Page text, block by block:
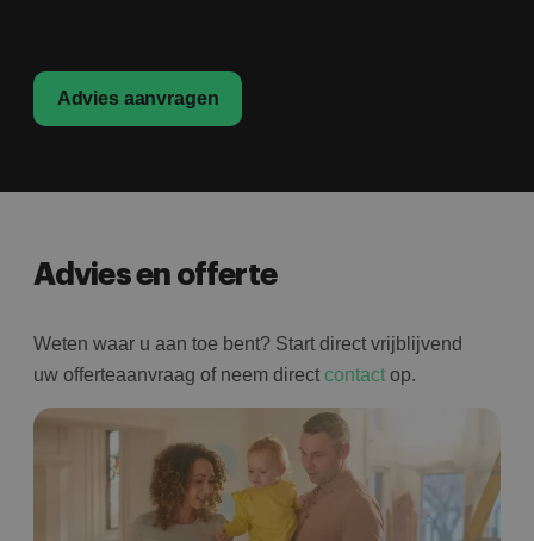
Advies aanvragen
Advies en offerte
Weten waar u aan toe bent? Start direct vrijblijvend
uw offerteaanvraag of neem direct contactop.